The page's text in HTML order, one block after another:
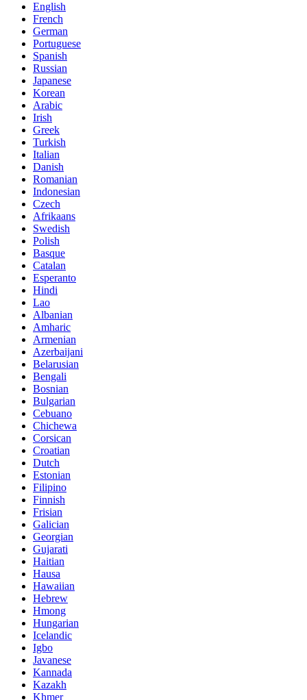
English
French
German
Portuguese
Spanish
Russian
Japanese
Korean
Arabic
Irish
Greek
Turkish
Italian
Danish
Romanian
Indonesian
Czech
Afrikaans
Swedish
Polish
Basque
Catalan
Esperanto
Hindi
Lao
Albanian
Amharic
Armenian
Azerbaijani
Belarusian
Bengali
Bosnian
Bulgarian
Cebuano
Chichewa
Corsican
Croatian
Dutch
Estonian
Filipino
Finnish
Frisian
Galician
Georgian
Gujarati
Haitian
Hausa
Hawaiian
Hebrew
Hmong
Hungarian
Icelandic
Igbo
Javanese
Kannada
Kazakh
Khmer